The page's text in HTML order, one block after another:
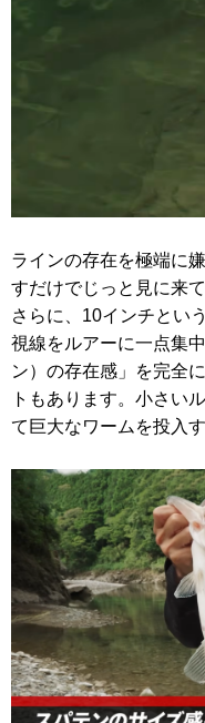
ラインの存在を極端に
すだけでじっと見に来
さらに、10インチとい
視線をルアーに一点集
ン）の存在感」を完全
トもあります。小さい
て巨大なワームを投入